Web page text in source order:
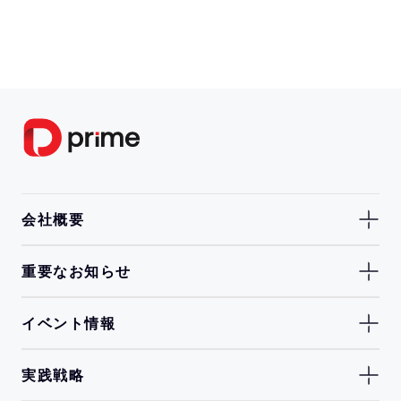
会社概要
重要なお知らせ
イベント情報
実践戦略